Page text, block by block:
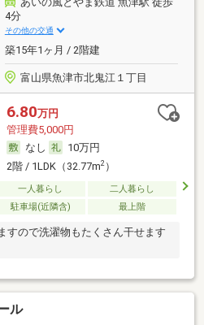
4分
その他の交通
築15年1ヶ月 / 2階建
富山県魚津市北鬼江１丁目
6.80万円
管理費5,000円
なし
10万円
2階 / 1LDK（32.77m2）
一人暮らし
二人暮らし
駐車場(近隣含) 最上階
すので洗濯物もたくさん干せます
ル